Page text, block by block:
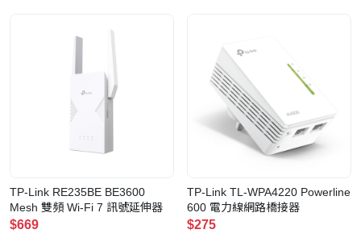
TP-Link RE235BE BE3600
Mesh 雙頻 Wi-Fi 7 訊號延伸器
$669
TP-Link TL-WPA4220 Powerline
600 電力線網路橋接器
$275